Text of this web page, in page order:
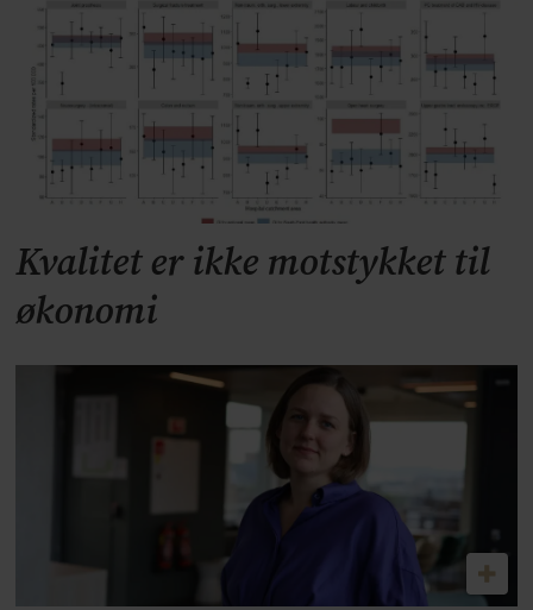
Kvalitet er ikke motstykket til
økonomi